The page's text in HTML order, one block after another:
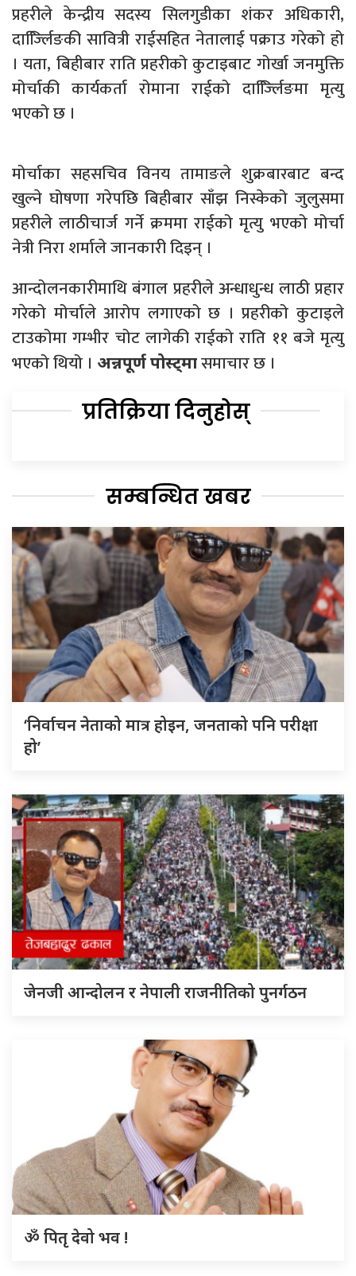
प्रहरीले केन्द्रीय सदस्य सिलगुडीका शंकर अधिकारी,
दार्ज्लििङकी सावित्री राईसहित नेतालाई पक्राउ गरेको हो
। यता, बिहीबार राति प्रहरीको कुटाइबाट गोर्खा जनमुक्ति
मोर्चाकी कार्यकर्ता रोमाना राईको दार्ज्लििङमा मृत्यु
भएको छ ।
मोर्चाका सहसचिव विनय तामाङले शुक्रबारबाट बन्द
खुल्ने घोषणा गरेपछि बिहीबार साँझ निस्केको जुलुसमा
प्रहरीले लाठीचार्ज गर्ने क्रममा राईको मृत्यु भएको मोर्चा
नेत्री निरा शर्माले जानकारी दिइन् ।
आन्दोलनकारीमाथि बंगाल प्रहरीले अन्धाधुन्ध लाठी प्रहार
गरेको मोर्चाले आरोप लगाएको छ । प्रहरीको कुटाइले
टाउकोमा गम्भीर चोट लागेकी राईको राति ११ बजे मृत्यु
भएको थियो । अन्नपूर्ण पोस्ट्मासमाचार छ ।
प्रतिक्रिया दिनुहोस्
सम्बन्धित खबर
‘निर्वाचन नेताको मात्र होइन, जनताको पनि परीक्षा
हो’
जेनजी आन्दोलन र नेपाली राजनीतिको पुनर्गठन
ॐ पितृ देवो भव !